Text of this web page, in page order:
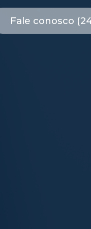
Fale conosco